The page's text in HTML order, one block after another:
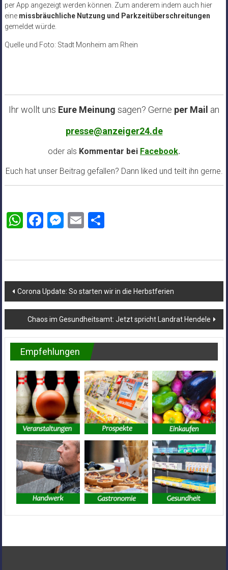
per App angezeigt werden können. Zum anderem indem auch hier
eine missbräuchliche Nutzung und Parkzeitüberschreitungen
gemeldet würde.
Quelle und Foto: Stadt Monheim am Rhein
Ihr wollt uns Eure Meinung sagen? Gerne per Mail an
presse@anzeiger24.de
oder als Kommentar bei Facebook.
Euch hat unser Beitrag gefallen? Dann liked und teilt ihn gerne.
WhatsApp
Facebook
Messenger
EmailTeilen
Beitragsnavigation
Corona Update: So starten wir in die Herbstferien
Chaos im Gesundheitsamt: Jetzt spricht Landrat Hendele
Empfehlungen